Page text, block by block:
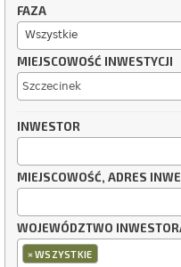
FAZA
Wszystkie
MIEJSCOWOŚĆ INWESTYCJI
INWESTOR
MIEJSCOWOŚĆ, ADRES
WOJEWÓDZTWO
×WSZYSTKIE